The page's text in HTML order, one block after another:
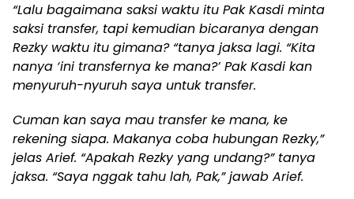
“Lalu bagaimana saksi waktu itu Pak Kasdi minta
saksi transfer, tapi kemudian bicaranya dengan
Rezky waktu itu gimana? “tanya jaksa lagi. “Kita
nanya ‘ini transfernya ke mana?’ Pak Kasdi kan
menyuruh-nyuruh saya untuk transfer.
Cuman kan saya mau transfer ke mana, ke
rekening siapa. Makanya coba hubungan Rezky,”
jelas Arief. “Apakah Rezky yang undang?” tanya
jaksa. “Saya nggak tahu lah, Pak,” jawab Arief.